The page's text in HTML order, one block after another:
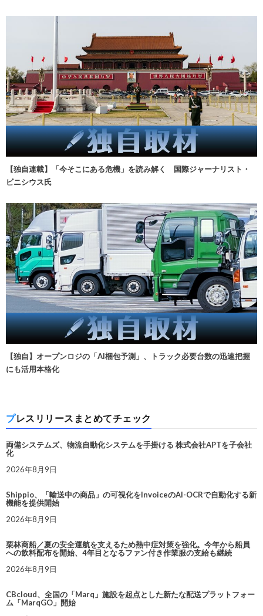
【独自連載】「今そこにある危機」を読み解く 国際ジャーナリスト・
ビニシウス氏
【独自】オープンロジの「AI梱包予測」、トラック必要台数の迅速把握
にも活用本格化
プレスリリースまとめてチェック
両備システムズ、物流自動化システムを手掛ける 株式会社APTを子会社
化
2026年8月9日
Shippio、「輸送中の商品」の可視化をInvoiceのAI-OCRで自動化する新
機能を提供開始
2026年8月9日
栗林商船／夏の安全運航を支えるため熱中症対策を強化。今年から船員
への飲料配布を開始、4年目となるファン付き作業服の支給も継続
2026年8月9日
CBcloud、全国の「Marq」施設を起点とした新たな配送プラットフォー
ム「MarqGO」開始